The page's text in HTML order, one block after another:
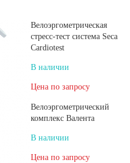
Велоэргометрическая
стресс-тест система Seca
Cardiotest
В наличии
Цена по запросу
Велоэргометрический
комплекс Валента
В наличии
Цена по запросу